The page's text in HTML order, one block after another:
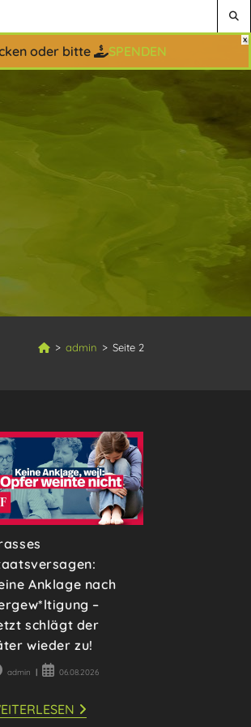
> admin > Seite 2
Anklage nach
–
schlägt der
wieder zu!
admin
Beitrag06.08.2026
KRASSES
STAATSVERSAGEN:
oder bitte SPENDEN